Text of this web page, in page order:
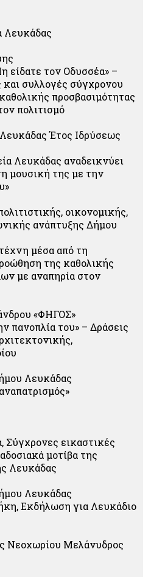
Λευκάδας
είδατε τον Οδυσσέα» –
συλλογές σύγχρονου
προσβασιμότητας
πολιτισμό
Έτος Ιδρύσεως
Λευκάδας αναδεικνύει
μουσική της με την
οικονομικής,
ανάπτυξης Δήμου
μέσα από τη
της καθολικής
με αναπηρία στον
«ΦΗΓΟΣ»
πανοπλία του» – Δράσεις
Λευκάδας
Σύγχρονες εικαστικές
μοτίβα της
Λευκάδας
Λευκάδας
Εκδήλωση για Λευκάδιο
Νεοχωρίου Μελάνυδρος